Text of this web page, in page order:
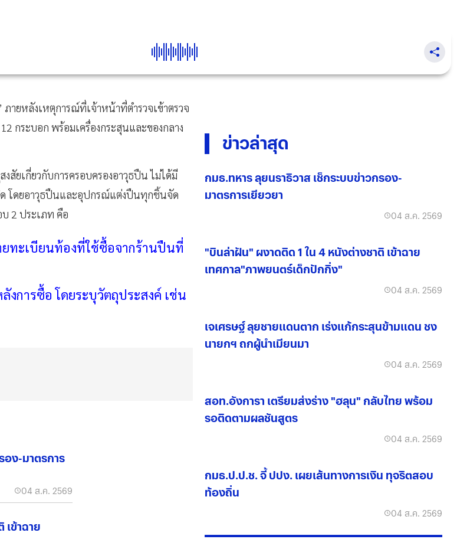
ายหลังเหตุการณ์ที่เจ้าหน้าที่ตำรวจเข้าตรวจ
กระบอก พร้อมเครื่องกระสุนและของกลาง
สัยเกี่ยวกับการครอบครองอาวุธปืน ไม่ได้มี
ด โดยอาวุธปืนและอุปกรณ์แต่งปืนทุกชิ้นจัด
2 ประเภท คือ
ทะเบียนท้องที่ใช้ซื้อจากร้านปืนที่
การซื้อ โดยระบุวัตถุประสงค์ เช่น
อง-มาตรการ
04 ส.ค. 2569
เข้าฉาย
ข่าวล่าสุด
กมธ.ทหาร ลุยนราธิวาส เช็กระบบข่าวกรอง-
มาตรการเยียวยา
04 ส.ค. 2569
"บินล่าฝัน" ผงาดติด 1 ใน 4 หนังต่างชาติ เข้าฉาย
เทศกาล"ภาพยนตร์เด็กปักกิ่ง"
04 ส.ค. 2569
เจเศรษฐ์ ลุยชายแดนตาก เร่งแก้กระสุนข้ามแดน ชง
นายกฯ ถกผู้นำเมียนมา
04 ส.ค. 2569
สอท.อังการา เตรียมส่งร่าง "ฮลุน" กลับไทย พร้อม
รอติดตามผลชันสูตร
04 ส.ค. 2569
กมธ.ป.ป.ช. จี้ ปปง. เผยเส้นทางการเงิน ทุจริตสอบ
ท้องถิ่น
04 ส.ค. 2569